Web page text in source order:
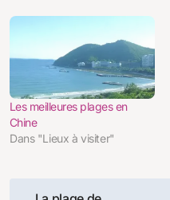
Les meilleures plages en
Chine
Dans "Lieux à visiter"